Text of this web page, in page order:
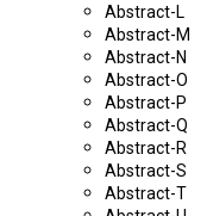
Abstract-L
Abstract-M
Abstract-N
Abstract-O
Abstract-P
Abstract-Q
Abstract-R
Abstract-S
Abstract-T